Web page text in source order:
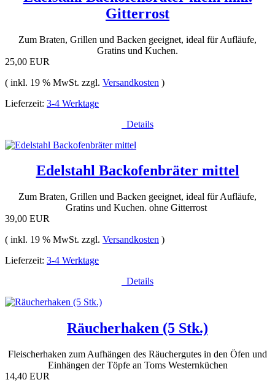
Gitterrost
Zum Braten, Grillen und Backen geeignet, ideal für Aufläufe,
Gratins und Kuchen.
25,00 EUR
( inkl. 19 % MwSt. zzgl. Versandkosten )
Lieferzeit: 3-4 Werktage
Details
Edelstahl Backofenbräter mittel
Zum Braten, Grillen und Backen geeignet, ideal für Aufläufe,
Gratins und Kuchen. ohne Gitterrost
39,00 EUR
( inkl. 19 % MwSt. zzgl. Versandkosten )
Lieferzeit: 3-4 Werktage
Details
Räucherhaken (5 Stk.)
Fleischerhaken zum Aufhängen des Räuchergutes in den Öfen und
Einhängen der Töpfe an Toms Westernküchen
14,40 EUR